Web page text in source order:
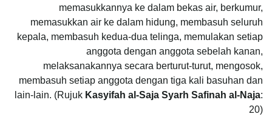
memasukkannya ke dalam bekas air, berkumur,
memasukkan air ke dalam hidung, membasuh seluruh
kepala, membasuh kedua-dua telinga, memulakan setiap
anggota dengan anggota sebelah kanan,
melaksanakannya secara berturut-turut, mengosok,
membasuh setiap anggota dengan tiga kali basuhan dan
lain-lain. (Rujuk Kasyifah al-Saja Syarh Safinah al-Naja:
20)